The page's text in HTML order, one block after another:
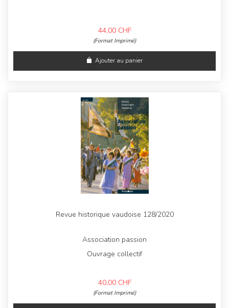
44,00 CHF
(Format Imprimé)
Ajouter au panier
Revue historique vaudoise 128/2020
Association passion
Ouvrage collectif
40,00 CHF
(Format Imprimé)